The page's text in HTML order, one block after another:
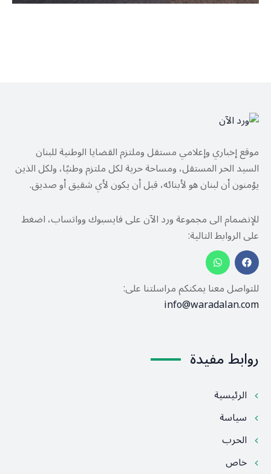
موقع إخباري وإعلامي مستقل وملتزم القضايا الوطنية للبنان
السيد الحر المستقل، ومساحة حرية لكل ملتزم وطنيًا، ولكل الذين
يؤمنون أن لبنان هو لأبنائه، قبل أن يكون لأي شقيق أو صديق.
للإنضمام الى مجموعة ورد الآن على فايسبوك وواتساب، اضغط
على الروابط التالية:
للتواصل معنا يمكنكم مراسلتنا على:
info@waradalan.com
روابط مفيدة
الرئيسية
سياسة
الحرب
خاص